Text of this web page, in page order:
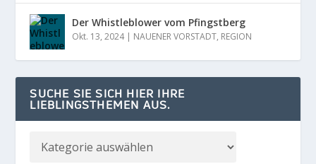
Der Whistleblower vom Pfingstberg
Okt. 13, 2024| NAUENER VORSTADT, REGION
SUCHE SIE SICH HIER IHRE
LIEBLINGSTHEMEN AUS.